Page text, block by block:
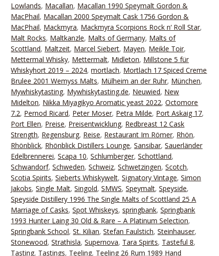
Lowlands, Macallan, Macallan 1990 Speymalt Gordon &
MacPhail, Macallan 2000 Speymalt Cask 1756 Gordon &
MacPhail, Mackmyra, Mackmyra Scorpions Rock n‘ Roll Star,
Malt Rocks, Maltkanzle, Malts of Germany, Malts of
Scottland, Maltzeit, Marcel Siebert, Mayen, Meikle Toir,
Mettermal Whisky, Mettermalt, Midleton, Millstone 5 für
Whiskyhort 2019 – 2024,mortlach, Mortlach 17 Spiced Creme
Brulee 2001 Wemyss Malts, Mülheim an der Ruhr, München,
Mywhiskytasting, Mywhiskytasting.de, Neuwied, New
Midelton, Nikka Miyagikyo Aromatic yeast 2022,Octomore
7.2, Pernod Ricard, Peter Moser, Petra Milde, Port Askaig 17,
Port Ellen, Preise, Preisentwicklung, Redbreast 12 Cask
Strength, Regensburg, Reise, Restaurant Im Römer, Rhön,
Rhönblick, Rhönblick Distillers Lounge,Sansibar,Sauerländer
Edelbrennerei,Scapa 10,Schlumberger,Schottland,
Schwandorf,Schweden,Schweiz,Schwetzingen,Scotch,
Scotia Spirits,Sieberts Whiskywelt,Signatory Vintage,Simon
Jakobs,Single Malt,Singold,SMWS,Speymalt,Speyside,
Speyside Distillery 1996 The Single Malts of Scottland 25 A
Marriage of Casks,Spot Whiskeys,springbank,Springbank
1993 Hunter Laing 30 Old & Rare – A Platinum Selection,
Springbank School,St. Kilian,Stefan Faulstich,Steinhauser,
Stonewood,Strathisla,Supernova, Tara Spirits, Tasteful 8,
Tasting, Tastings, Teeling, Teeling 26 Rum 1989 Hand